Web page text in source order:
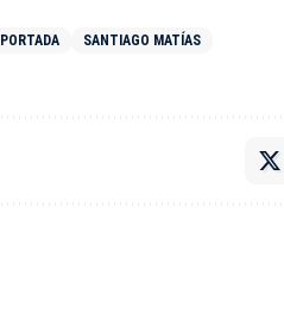
PORTADA
SANTIAGO MATÍAS